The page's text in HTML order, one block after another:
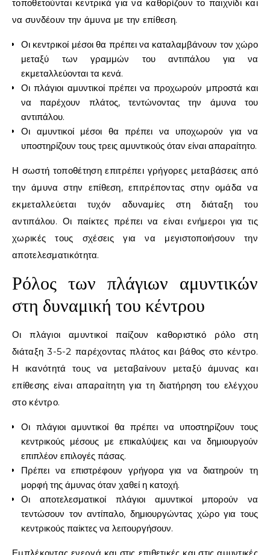
τοποθετούνται κεντρικά για να καθορίζουν το παιχνίδι και
να συνδέουν την άμυνα με την επίθεση.
Οι κεντρικοί μέσοι θα πρέπει να καταλαμβάνουν τον χώρο
μεταξύ των γραμμών του αντιπάλου για να
εκμεταλλεύονται τα κενά.
Οι πλάγιοι αμυντικοί πρέπει να προχωρούν μπροστά και
να παρέχουν πλάτος, τεντώνοντας την άμυνα του
αντιπάλου.
Οι αμυντικοί μέσοι θα πρέπει να υποχωρούν για να
υποστηρίζουν τους τρεις αμυντικούς όταν είναι απαραίτητο.
Η σωστή τοποθέτηση επιτρέπει γρήγορες μεταβάσεις από
την άμυνα στην επίθεση, επιτρέποντας στην ομάδα να
εκμεταλλεύεται τυχόν αδυναμίες στη διάταξη του
αντιπάλου. Οι παίκτες πρέπει να είναι ενήμεροι για τις
χωρικές τους σχέσεις για να μεγιστοποιήσουν την
αποτελεσματικότητα.
Ρόλος των πλάγιων αμυντικών
στη δυναμική του κέντρου
Οι πλάγιοι αμυντικοί παίζουν καθοριστικό ρόλο στη
διάταξη 3-5-2 παρέχοντας πλάτος και βάθος στο κέντρο.
Η ικανότητά τους να μεταβαίνουν μεταξύ άμυνας και
επίθεσης είναι απαραίτητη για τη διατήρηση του ελέγχου
στο κέντρο.
Οι πλάγιοι αμυντικοί θα πρέπει να υποστηρίζουν τους
κεντρικούς μέσους με επικαλύψεις και να δημιουργούν
επιπλέον επιλογές πάσας.
Πρέπει να επιστρέφουν γρήγορα για να διατηρούν τη
μορφή της άμυνας όταν χαθεί η κατοχή.
Οι αποτελεσματικοί πλάγιοι αμυντικοί μπορούν να
τεντώσουν τον αντίπαλο, δημιουργώντας χώρο για τους
κεντρικούς παίκτες να λειτουργήσουν.